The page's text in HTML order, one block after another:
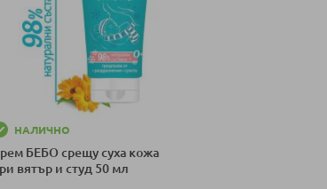
НАЛИЧНО
БЕБО срещу суха кожа
вятър и студ 50 мл